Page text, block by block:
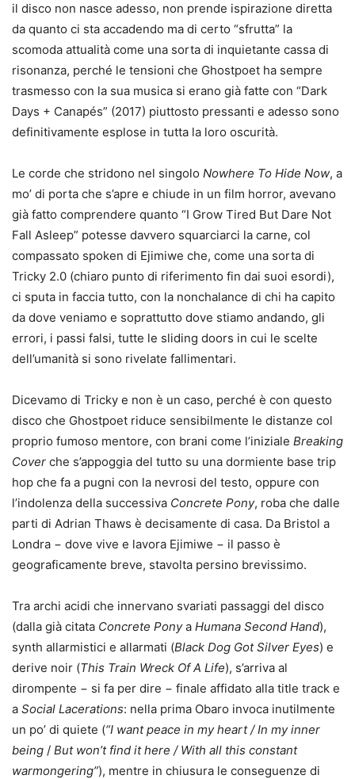
il disco non nasce adesso, non prende ispirazione diretta
da quanto ci sta accadendo ma di certo “sfrutta” la
scomoda attualità come una sorta di inquietante cassa di
risonanza, perché le tensioni che Ghostpoet ha sempre
trasmesso con la sua musica si erano già fatte con “Dark
Days + Canapés” (2017) piuttosto pressanti e adesso sono
definitivamente esplose in tutta la loro oscurità.
Le corde che stridono nel singolo Nowhere To Hide Now, a
mo’ di porta che s’apre e chiude in un film horror, avevano
già fatto comprendere quanto “I Grow Tired But Dare Not
Fall Asleep” potesse davvero squarciarci la carne, col
compassato spoken di Ejimiwe che, come una sorta di
Tricky 2.0 (chiaro punto di riferimento fin dai suoi esordi),
ci sputa in faccia tutto, con la nonchalance di chi ha capito
da dove veniamo e soprattutto dove stiamo andando, gli
errori, i passi falsi, tutte le sliding doors in cui le scelte
dell’umanità si sono rivelate fallimentari.
Dicevamo di Tricky e non è un caso, perché è con questo
disco che Ghostpoet riduce sensibilmente le distanze col
proprio fumoso mentore, con brani come l’iniziale Breaking
Cover che s’appoggia del tutto su una dormiente base trip
hop che fa a pugni con la nevrosi del testo, oppure con
l’indolenza della successiva Concrete Pony, roba che dalle
parti di Adrian Thaws è decisamente di casa. Da Bristol a
Londra − dove vive e lavora Ejimiwe − il passo è
geograficamente breve, stavolta persino brevissimo.
Tra archi acidi che innervano svariati passaggi del disco
(dalla già citata Concrete Ponya Humana Second Hand),
synth allarmistici e allarmati (Black Dog Got Silver Eyes) e
derive noir (This Train Wreck Of A Life), s’arriva al
dirompente − si fa per dire − finale affidato alla title track e
a Social Lacerations: nella prima Obaro invoca inutilmente
un po’ di quiete (“I want peace in my heart / In my inner
being / But won’t find it here / With all this constant
warmongering”), mentre in chiusura le conseguenze di